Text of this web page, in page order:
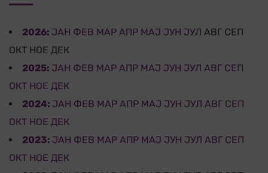
2026: ЈАН ФЕВ МАР АПР МАЈ ЈУН ЈУЛ АВГ СЕП
ОКТ НОЕ ДЕК
2025: ЈАН ФЕВ МАР АПР МАЈ ЈУН ЈУЛ АВГ СЕП
ОКТ НОЕ ДЕК
2024: ЈАН ФЕВ МАР АПР МАЈ ЈУН ЈУЛ АВГ СЕП
ОКТ НОЕ ДЕК
2023: ЈАН ФЕВ МАР АПР МАЈ ЈУН ЈУЛ АВГ СЕП
ОКТ НОЕ ДЕК